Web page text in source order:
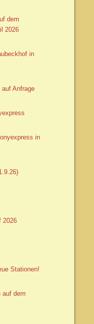
dem
2026
in
Anfrage
in
2026
Stationen!
auf dem